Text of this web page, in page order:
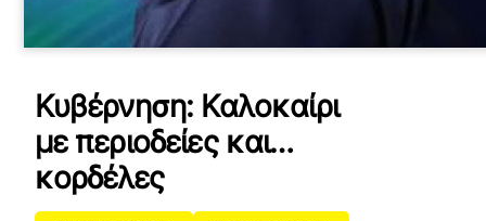
Κυβέρνηση: Καλοκαίρι
με περιοδείες και…
κορδέλες